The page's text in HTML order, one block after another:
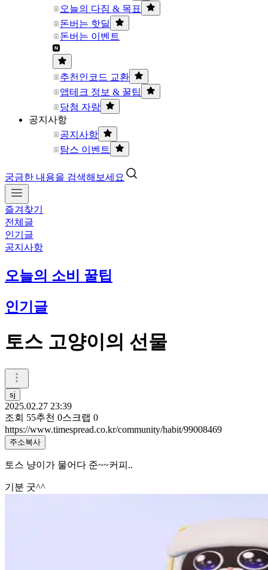
오늘의 다짐 & 목표
돈버는 핫딜
돈버는 이벤트
추천인코드 교환
앱테크 정보 & 꿀팁
당첨 자랑
공지사항
공지사항
탐스 이벤트
궁금한 내용을 검색해보세요
즐겨찾기
전체글
인기글
공지사항
오늘의 소비 꿀팁
인기글
토스 고양이의 선물
sj
2025.02.27 23:39
조회 55추천 0스크랩 0
https://www.timespread.co.kr/community/habit/99008469
주소복사
토스 냥이가 물어다 준~~커피..
기분 굿^^